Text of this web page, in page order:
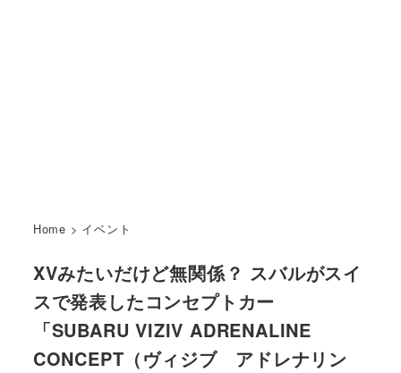
Home > イベント
XVみたいだけど無関係？ スバルがスイ
スで発表したコンセプトカー
「SUBARU VIZIV ADRENALINE
CONCEPT（ヴィジブ アドレナリン